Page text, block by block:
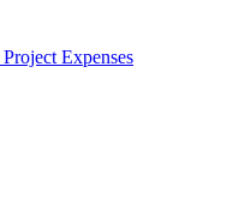
Project Expenses